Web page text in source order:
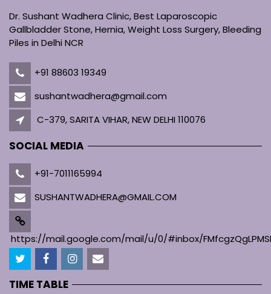
Dr. Sushant Wadhera Clinic, Best Laparoscopic
Gallbladder Stone, Hernia, Weight Loss Surgery, Bleeding
Piles in Delhi NCR
+91 88603 19349
sushantwadhera@gmail.com
C-379, SARITA VIHAR, NEW DELHI 110076
SOCIAL MEDIA
+91-7011165994
SUSHANTWADHERA@GMAIL.COM
https://mail.google.com/mail/u/0/#inbox/
TIME TABLE